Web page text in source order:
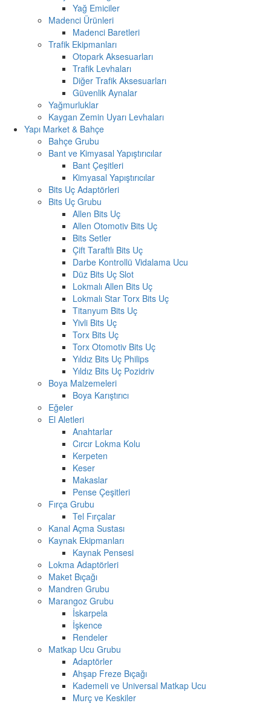
Yağ Emiciler
Madenci Ürünleri
Madenci Baretleri
Trafik Ekipmanları
Otopark Aksesuarları
Trafik Levhaları
Diğer Trafik Aksesuarları
Güvenlik Aynalar
Yağmurluklar
Kaygan Zemin Uyarı Levhaları
Yapı Market & Bahçe
Bahçe Grubu
Bant ve Kimyasal Yapıştırıcılar
Bant Çeşitleri
Kimyasal Yapıştırıcılar
Bits Uç Adaptörleri
Bits Uç Grubu
Allen Bits Uç
Allen Otomotiv Bits Uç
Bits Setler
Çift Taraftlı Bits Uç
Darbe Kontrollü Vidalama Ucu
Düz Bits Uç Slot
Lokmalı Allen Bits Uç
Lokmalı Star Torx Bits Uç
Titanyum Bits Uç
Yivli Bits Uç
Torx Bits Uç
Torx Otomotiv Bits Uç
Yıldız Bits Uç Philips
Yıldız Bits Uç Pozidriv
Boya Malzemeleri
Boya Karıştırıcı
Eğeler
El Aletleri
Anahtarlar
Cırcır Lokma Kolu
Kerpeten
Keser
Makaslar
Pense Çeşitleri
Fırça Grubu
Tel Fırçalar
Kanal Açma Sustası
Kaynak Ekipmanları
Kaynak Pensesi
Lokma Adaptörleri
Maket Bıçağı
Mandren Grubu
Marangoz Grubu
İskarpela
İşkence
Rendeler
Matkap Ucu Grubu
Adaptörler
Ahşap Freze Bıçağı
Kademeli ve Universal Matkap Ucu
Murç ve Keskiler